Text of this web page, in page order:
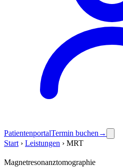
PatientenportalTermin buchen →
Start › Leistungen › MRT
Magnetresonanztomographie